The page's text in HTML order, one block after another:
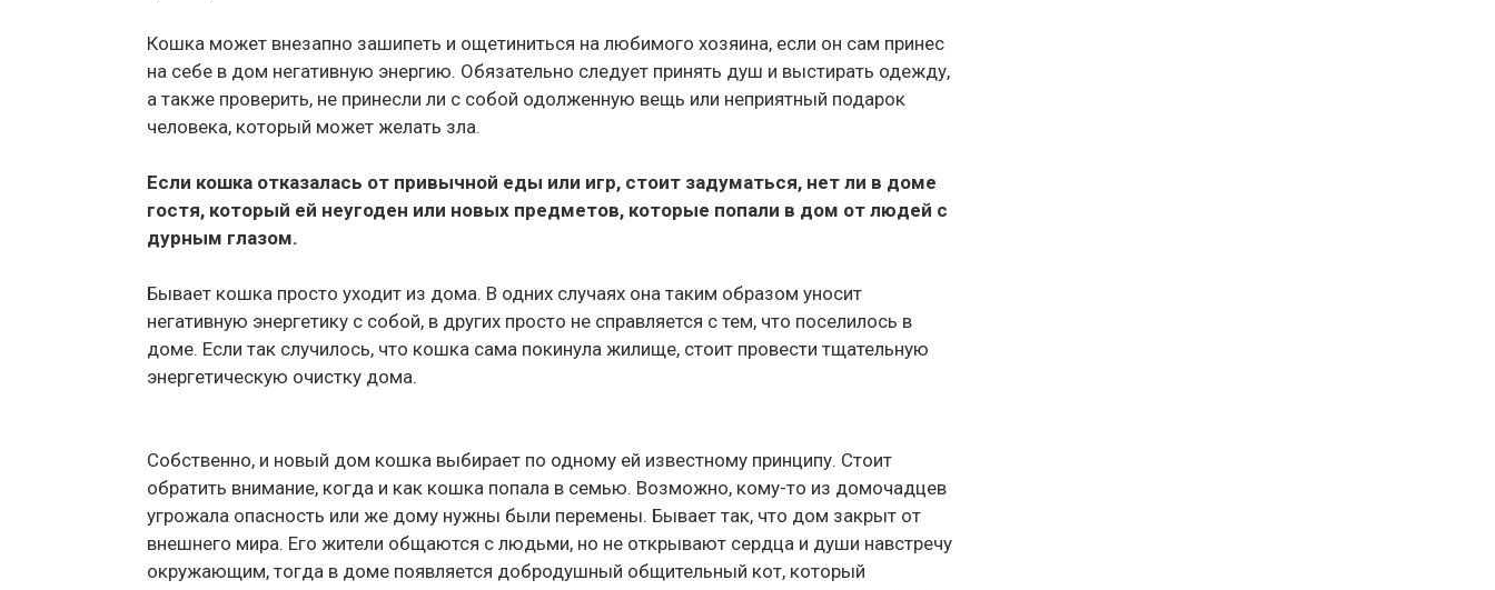
Кошка может внезапно зашипеть и ощетиниться на любимого хозяина, если он сам принес
на себе в дом негативную энергию. Обязательно следует принять душ и выстирать одежду,
а также проверить, не принесли ли с собой одолженную вещь или неприятный подарок
человека, который может желать зла.
Если кошка отказалась от привычной еды или игр, стоит задуматься, нет ли в доме
гостя, который ей неугоден или новых предметов, которые попали в дом от людей с
дурным глазом.
Бывает кошка просто уходит из дома. В одних случаях она таким образом уносит
негативную энергетику с собой, в других просто не справляется с тем, что поселилось в
доме. Если так случилось, что кошка сама покинула жилище, стоит провести тщательную
энергетическую очистку дома.
Собственно, и новый дом кошка выбирает по одному ей известному принципу. Стоит
обратить внимание, когда и как кошка попала в семью. Возможно, кому-то из домочадцев
угрожала опасность или же дому нужны были перемены. Бывает так, что дом закрыт от
внешнего мира. Его жители общаются с людьми, но не открывают сердца и души навстречу
окружающим, тогда в доме появляется добродушный общительный кот, который